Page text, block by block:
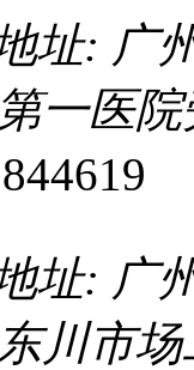
址: 广
一医
址: 广
川市